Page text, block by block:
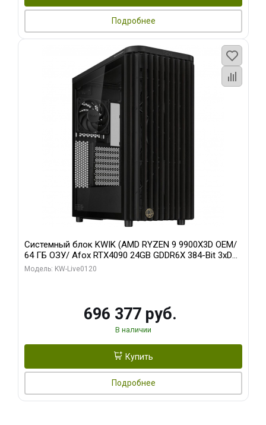
Подробнее
Системный блок KWIK (AMD RYZEN 9 9900X3D OEM/
64 ГБ ОЗУ/ Afox RTX4090 24GB GDDR6X 384-Bit 3xDP
HDMI ATX Turbo/ 1 ТБ SSD)
Модель: KW-Live0120
696 377 руб.
В наличии
Купить
Подробнее